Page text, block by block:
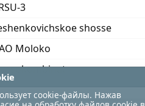
3
shosse
Moloko
cookie-файлы. Нажав